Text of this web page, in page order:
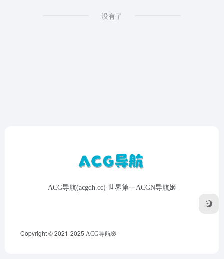
没有了
ACG导航(acgdh.cc) 世界第一ACGN导航姬
Copyright © 2021-2025 ACG导航🌸